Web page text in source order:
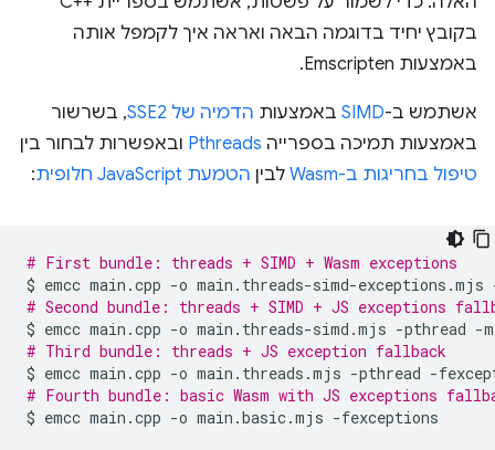
בקובץ יחיד בדוגמה הבאה ואראה איך לקמפל אותה
באמצעות Emscripten.
אשתמש ב-SIMD באמצעות הדמיה של SSE2
, בשרשור
באמצעות תמיכה בספרייה Pthreads ובאפשרות לבחור בין
טיפול בחריגות ב-Wasm
לבין הטמעת JavaScript חלופית :
# First bundle: threads + SIMD + Wasm exceptions
$ emcc main.cpp -o main.threads-simd-exceptions.mjs
# Second bundle: threads + SIMD + JS exceptions
$ emcc main.cpp -o main.threads-simd.mjs -pthread -
# Third bundle: threads + JS exception fallback
$ emcc main.cpp -o main.threads.mjs -pthread
# Fourth bundle: basic Wasm with JS exceptions
$ emcc main.cpp -o main.basic.mjs